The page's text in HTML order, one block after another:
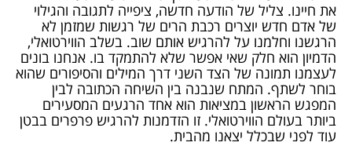
את חיינו. צליל של הודעה חדשה, ציפייה לתגובה והגילוי
של אדם חדש יוצרים רכבת הרים של רגשות שמזמן לא
הרגשנו וחלמנו על להרגיש אותם שוב. בשלב הווירטואלי,
הדמיון הוא חלק שאי אפשר שלא להתמקד בו. אנחנו בונים
לעצמנו תמונה של הצד השני דרך המילים והסיפורים שהוא
בוחר לשתף. המתח שנבנה בין השיחה הכתובה לבין
המפגש הראשון במציאות הוא אחד הרגעים המסעירים
ביותר בעולם הווירטואלי. זו הזדמנות להרגיש פרפרים בבטן
עוד לפני שבכלל יצאנו מהבית.